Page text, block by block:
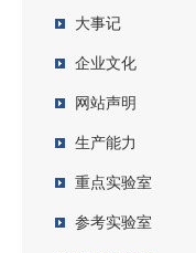
大事记
企业文化
网站声明
生产能力
重点实验室
参考实验室